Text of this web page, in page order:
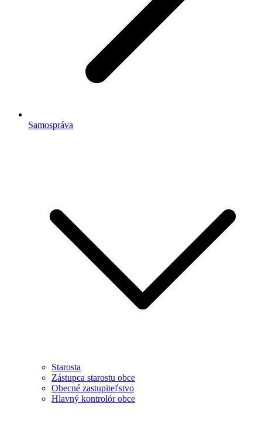
Samospráva
Starosta
Zástupca starostu obce
Obecné zastupiteľstvo
Hlavný kontrolór obce